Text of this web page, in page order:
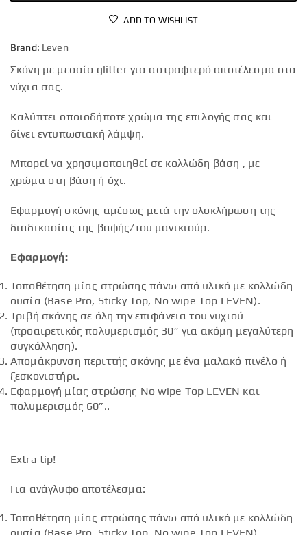
ADD TO WISHLIST
Brand: Leven
Σκόνη με μεσαίο glitter για αστραφτερό αποτέλεσμα στα
νύχια σας.
Καλύπτει οποιοδήποτε χρώμα της επιλογής σας και
δίνει εντυπωσιακή λάμψη.
Μπορεί να χρησιμοποιηθεί σε κολλώδη βάση , με
χρώμα στη βάση ή όχι.
Εφαρμογή σκόνης αμέσως μετά την ολοκλήρωση της
διαδικασίας της βαφής/του μανικιούρ.
Εφαρμογή:
Τοποθέτηση μίας στρώσης πάνω από υλικό με κολλώδη
ουσία (Base Pro, Sticky Top, No wipe Top LEVEN).
Τριβή σκόνης σε όλη την επιφάνεια του νυχιού
(προαιρετικός πολυμερισμός 30” για ακόμη μεγαλύτερη
συγκόλληση).
Απομάκρυνση περιττής σκόνης με ένα μαλακό πινέλο ή
ξεσκονιστήρι.
Εφαρμογή μίας στρώσης No wipe Top LEVEN και
πολυμερισμός 60”..
Extra tip!
Για ανάγλυφο αποτέλεσμα:
Τοποθέτηση μίας στρώσης πάνω από υλικό με κολλώδη